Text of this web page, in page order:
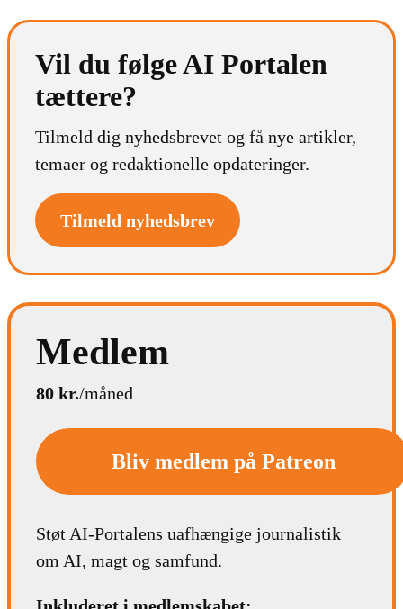
Vil du følge AI Portalen
tættere?
Tilmeld dig nyhedsbrevet og få nye artikler,
temaer og redaktionelle opdateringer.
Tilmeld nyhedsbrev
Medlem
80 kr./måned
Bliv medlem på Patreon
Støt AI-Portalens uafhængige journalistik
om AI, magt og samfund.